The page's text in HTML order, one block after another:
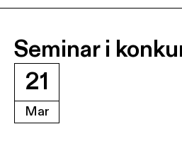
Seminar i
21
Mar